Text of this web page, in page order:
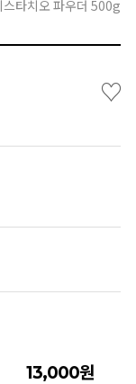
스타치오 파우더 500g
♡
13,000원